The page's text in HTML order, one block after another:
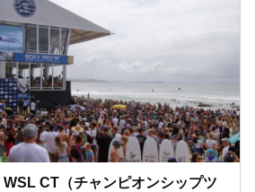
WSL CT（チャンピオンシップツ